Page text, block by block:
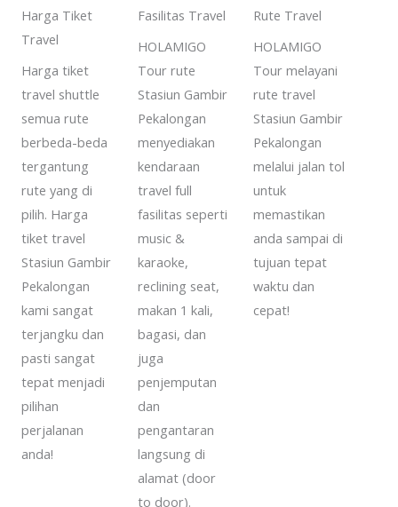
Harga Tiket
Travel
Harga tiket
travel shuttle
semua rute
berbeda-beda
tergantung
rute yang di
pilih. Harga
tiket travel
Stasiun Gambir
Pekalongan
kami sangat
terjangku dan
pasti sangat
tepat menjadi
pilihan
perjalanan
anda!
Fasilitas Travel
HOLAMIGO
Tour rute
Stasiun Gambir
Pekalongan
menyediakan
kendaraan
travel full
fasilitas seperti
music &
karaoke,
reclining seat,
makan 1 kali,
bagasi, dan
juga
penjemputan
dan
pengantaran
langsung di
alamat (door
to door).
Rute Travel
HOLAMIGO
Tour melayani
rute travel
Stasiun Gambir
Pekalongan
melalui jalan tol
untuk
memastikan
anda sampai di
tujuan tepat
waktu dan
cepat!